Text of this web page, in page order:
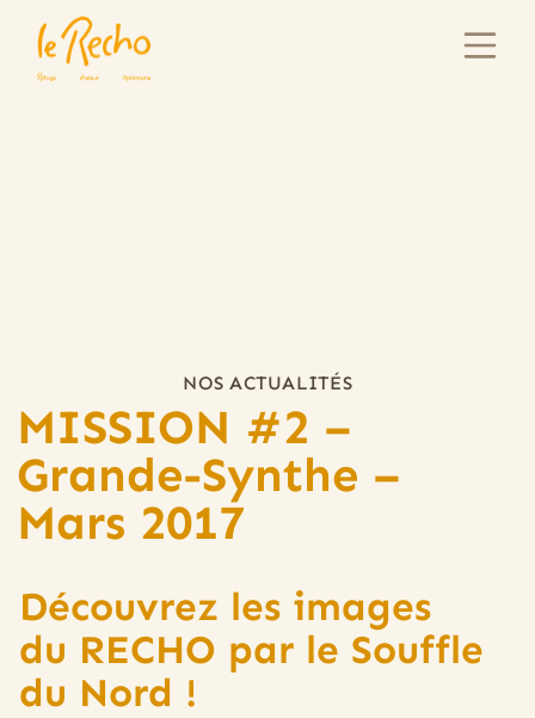
NOS ACTUALITÉS
MISSION #2 –
Grande-Synthe –
Mars 2017
Découvrez les images
du RECHO par le Souffle
du Nord !